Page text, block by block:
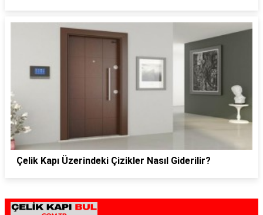
Çelik Kapı Üzerindeki Çizikler Nasıl Giderilir?